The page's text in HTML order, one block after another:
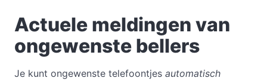
Actuele meldingen van
ongewenste bellers
Je kunt ongewenste telefoontjes automatisch